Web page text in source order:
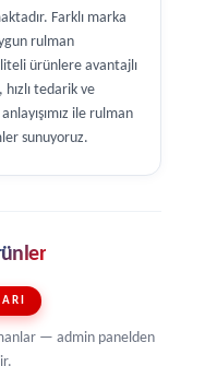
Farklı marka
rulman
ürünlere avantajlı
tedarik ve
ile rulman
sunuyoruz.
— admin panelden